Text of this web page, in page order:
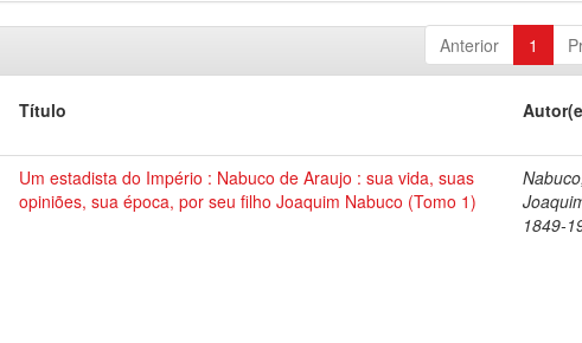
Anterior 1
Título
Um estadista do Império : Nabuco de Araujo : sua vida, suas
opiniões, sua época, por seu filho Joaquim Nabuco (Tomo 1)
Nabuco,
1849-